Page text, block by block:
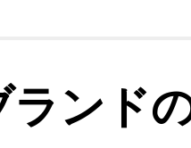
ランド